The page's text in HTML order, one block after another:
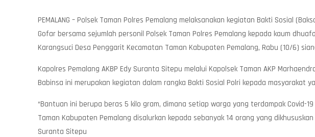
PEMALANG – Polsek Taman Polres Pemalang melaksanakan kegiatan Bakti Sosial
Gofar bersama sejumlah personil Polsek Taman Polres Pemalang kepada kaum
Karangsuci Desa Penggarit Kecamatan Taman Kabupaten Pemalang, Rabu (10/6)
Kapolres Pemalang AKBP Edy Suranta Sitepu melalui Kapolsek Taman AKP
Babinsa ini merupakan kegiatan dalam rangka Bakti Sosial Polri kepada masyarakat
“Bantuan ini berupa beras 5 kilo gram, dimana setiap warga yang terdampak Covid-
Taman Kabupaten Pemalang disalurkan kepada sebanyak 14 orang yang
Suranta Sitepu